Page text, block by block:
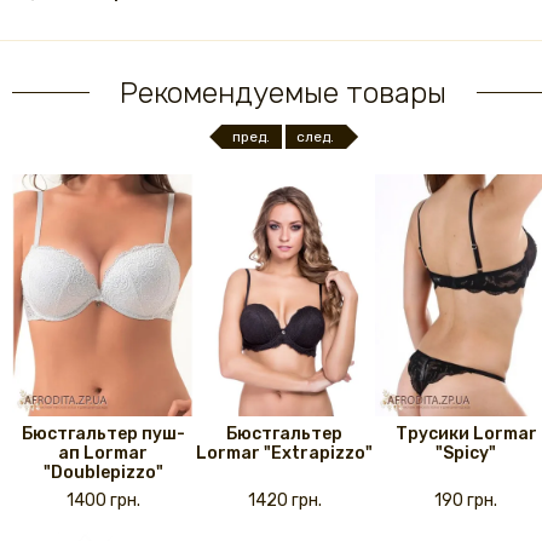
Рекомендуемые товары
пред. след.
Бюстгальтер пуш-
ап Lormar
"Doublepizzo"
1400 грн.
Бюстгальтер
Lormar "Extrapizzo"
1420 грн.
Трусики Lormar
"Spicy"
190 грн.